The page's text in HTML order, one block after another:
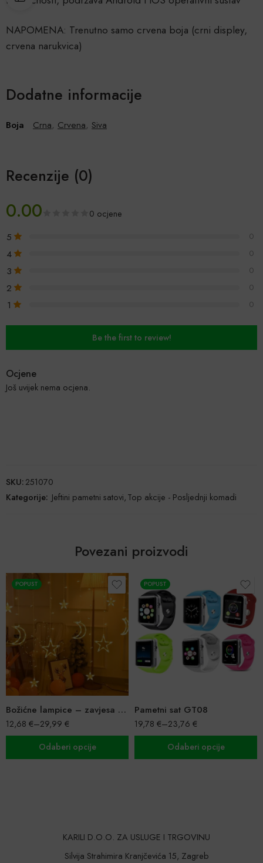
NAPOMENA: Trenutno samo crvena boja (crni displey,
crvena narukvica)
Dodatne informacije
Boja Crna, Crvena, Siva
Recenzije (0)
0.00 0 ocjene
5 0
4 0
3 0
2 0
1 0
Be the first to review!
Ocjene
Još uvijek nema ocjena.
SKU:251070
Kategorije: Jeftini pametni satovi,Top akcije - Posljednji komadi
Povezani proizvodi
POPUST
Božićne lampice – zavjesa sa zvijezdama i mjesecom
12,68 €–29,99 €
Odaberi opcije
POPUST
Pametni sat GT08
19,78 €–23,76 €
Odaberi opcije
KARILI D.O.O. ZA USLUGE I TRGOVINU
Silvija Strahimira Kranjčevića 15, Zagreb